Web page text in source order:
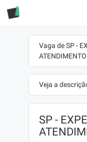
Vaga de SP -
Veja a
SP -